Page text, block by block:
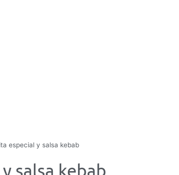
especial y salsa kebab
salsa kebab